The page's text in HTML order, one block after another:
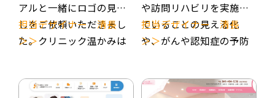
にしています。
歯科診療コーディネータ
ー」に挑戦いただける求
職者さんが少しでも増え
るように、構成していま
す。医師だけど医師っぽ
く見えない、「何でも相
そんな温かい診療室がた
使用しています。30年以
上の歴史も感じさせるよ
うな落ち着きとスマホユ
大切にしました。
アルと一緒にロゴの見直
しをご依頼いただきまし
た。クリニック温かみは
せて柔軟に対応する、そ
担当デザイナー 清長
＞＞
や訪問リハビリを実施し
ていることの見える化
や、がんや認知症の予防
的に実施していることの
担当デザイナー 清長
＞＞